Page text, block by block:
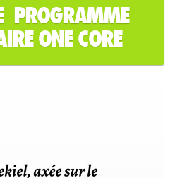
PROGRAMME
ONE CORE